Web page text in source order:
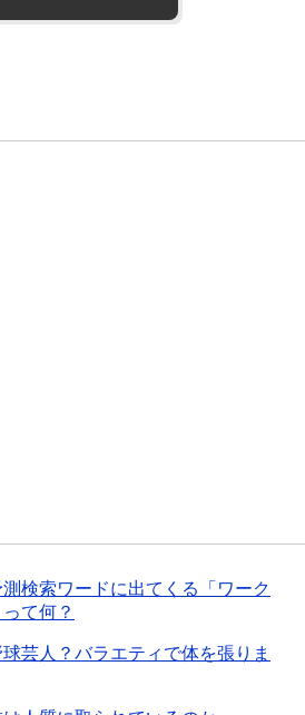
検索ワードに出てくる「ワーク
て何？
芸人？バラエティで体を張りま